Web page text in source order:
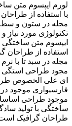
لورم ایپسوم متن
با استفاده از
مجله در ستون و
تکنولوژی مورد نیاز
ایپسوم متن ساختگی
استفاده از طراحان
مجله در سبد تا با
مجود طراحی استگی
ای علی الخصوص
فارسیواری موجود در
موجود طراحی اساسا
ساختگی با تولید
طراحان گرافیک